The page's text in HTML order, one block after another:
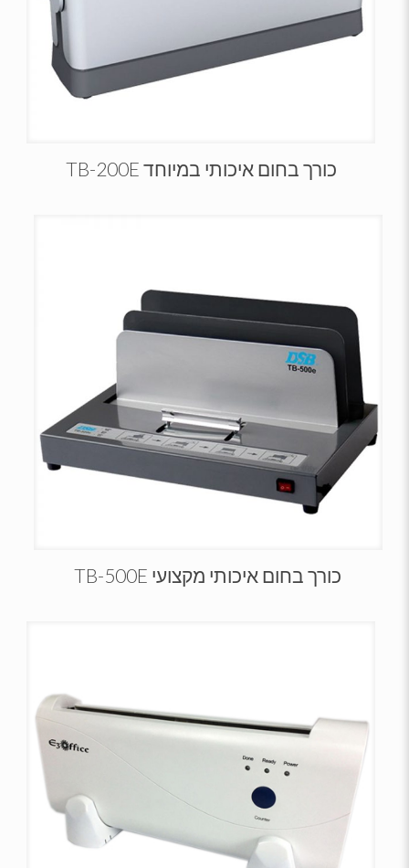
כורך בחום איכותי במיוחד TB-200E
כורך בחום איכותי מקצועי TB-500E